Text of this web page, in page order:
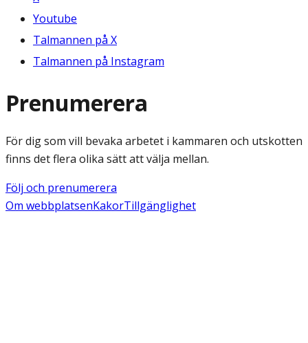
Youtube
Talmannen på X
Talmannen på Instagram
Prenumerera
För dig som vill bevaka arbetet i kammaren och utskotten
finns det flera olika sätt att välja mellan.
Följ och prenumerera
Om webbplatsenKakorTillgänglighet